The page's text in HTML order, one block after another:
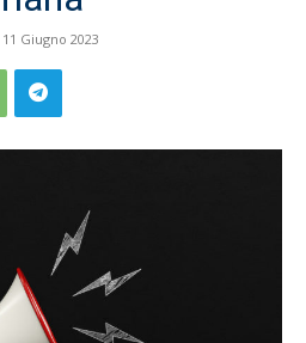
11 Giugno 2023